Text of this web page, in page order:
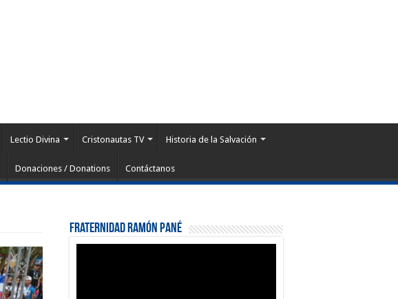
Lectio Divina Cristonautas TV Historia de la Salvación
Donaciones / Donations Contáctanos
Fraternidad Ramón Pané